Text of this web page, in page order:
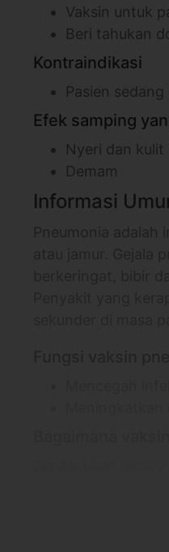
Vaksin untuk
Beri tahukan
Kontraindikasi
Pasien sedang
Efek samping
Nyeri dan kulit
Demam
Informasi
Bagaimana